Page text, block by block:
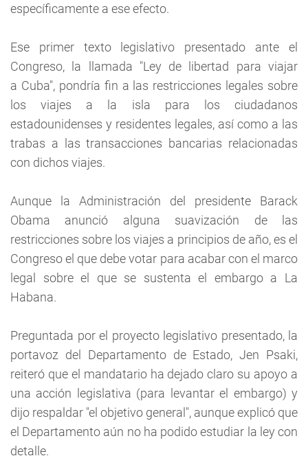
específicamente a ese efecto.
Ese primer texto legislativo presentado ante el
Congreso, la llamada "Ley de libertad para viajar
a Cuba", pondría fin a las restricciones legales sobre
los viajes a la isla para los ciudadanos
estadounidenses y residentes legales, así como a las
trabas a las transacciones bancarias relacionadas
con dichos viajes.
Aunque la Administración del presidente Barack
Obama anunció alguna suavización de las
restricciones sobre los viajes a principios de año, es el
Congreso el que debe votar para acabar con el marco
legal sobre el que se sustenta el embargo a La
Habana.
Preguntada por el proyecto legislativo presentado, la
portavoz del Departamento de Estado, Jen Psaki,
reiteró que el mandatario ha dejado claro su apoyo a
una acción legislativa (para levantar el embargo) y
dijo respaldar "el objetivo general", aunque explicó que
el Departamento aún no ha podido estudiar la ley con
detalle.